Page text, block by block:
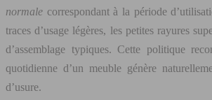
normale correspondant à la période
traces d’usage légères, les petites rayures
d’assemblage typiques. Cette politique
quotidienne d’un meuble génère
d’usure.